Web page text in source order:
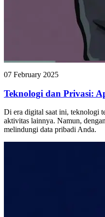
07 February 2025
Teknologi dan Privasi:
Di era digital saat ini, teknologi
aktivitas lainnya. Namun,
melindungi data pribadi Anda.